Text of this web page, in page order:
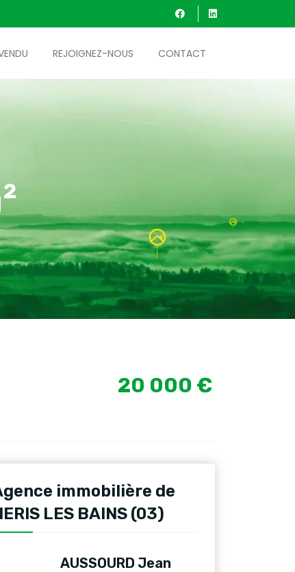
REJOIGNEZ-NOUS CONTACT
20 000 €
immobilière de
LES BAINS (03)
AUSSOURD Jean